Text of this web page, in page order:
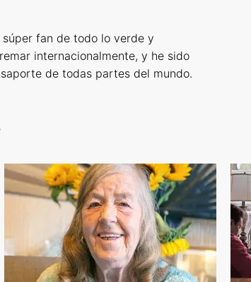
fan de todo lo verde y
internacionalmente, y he sido
de todas partes del mundo.